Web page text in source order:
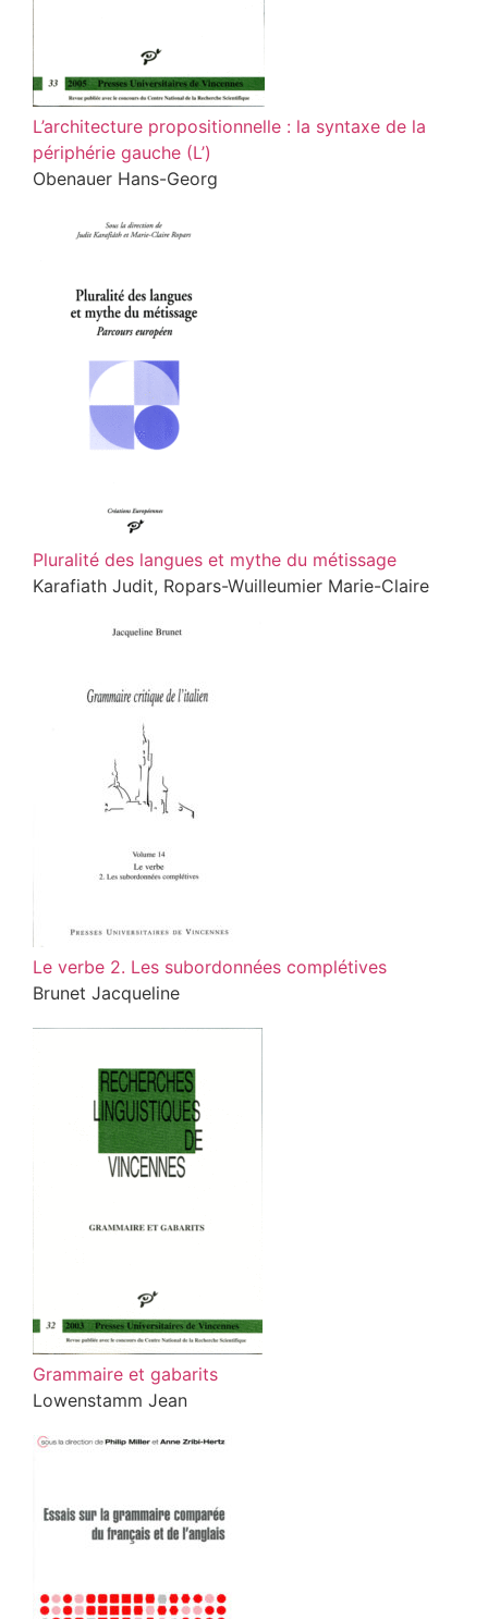
L’architecture propositionnelle : la syntaxe de la
périphérie gauche (L’)
Obenauer Hans-Georg
Pluralité des langues et mythe du métissage
Karafiath Judit, Ropars-Wuilleumier Marie-Claire
Le verbe 2. Les subordonnées complétives
Brunet Jacqueline
Grammaire et gabarits
Lowenstamm Jean